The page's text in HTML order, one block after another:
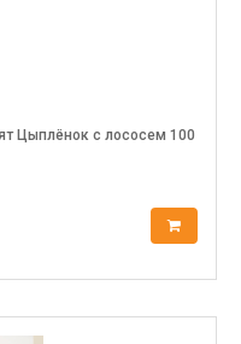
Цыплёнок с лососем 100